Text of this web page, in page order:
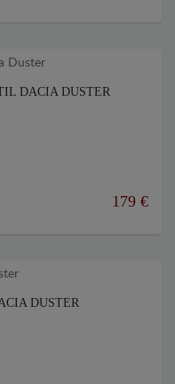
DACIA DUSTER
179 €
DUSTER